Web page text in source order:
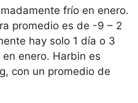
frío en enero.
promedio es de -9 – 2
hay solo 1 día o 3
enero. Harbin es
con un promedio de